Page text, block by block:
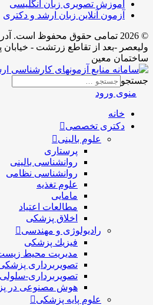
آموزش تصویری زبان انگلیسی
آزمون آنلاین زبان ارشد و دکتری
© 2026 تمامی حقوق محفوظ است.
ساختمان معین
جستجو
منوی ورود
خانه
دکتری تخصصی
علوم بالینی
پرستاری
روانشناسی بالینی
روانشناسی نظامی
علوم تغذیه
مامایی
مطالعات اعتیاد
اخلاق پزشکی
رادیولوژی و مهندسی
فيزيك پزشکی
مدیریت محیط زیست
تصویربرداری
تصویربرداری-سلولی
هوش مصنوعی در
علوم پایه پزشکی